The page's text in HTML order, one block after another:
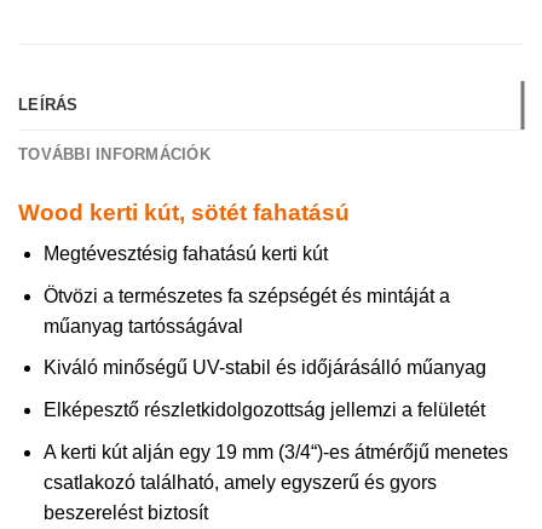
LEÍRÁS
TOVÁBBI INFORMÁCIÓK
Wood kerti kút, sötét fahatású
Megtévesztésig fahatású kerti kút
Ötvözi a természetes fa szépségét és mintáját a
műanyag tartósságával
Kiváló minőségű UV-stabil és időjárásálló műanyag
Elképesztő részletkidolgozottság jellemzi a felületét
A kerti kút alján egy 19 mm (3/4“)-es átmérőjű menetes
csatlakozó található, amely egyszerű és gyors
beszerelést biztosít